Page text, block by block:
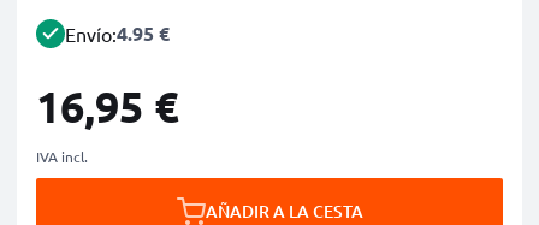
Envío:4.95 €
16,95 €
IVA incl.
AÑADIR A LA CESTA